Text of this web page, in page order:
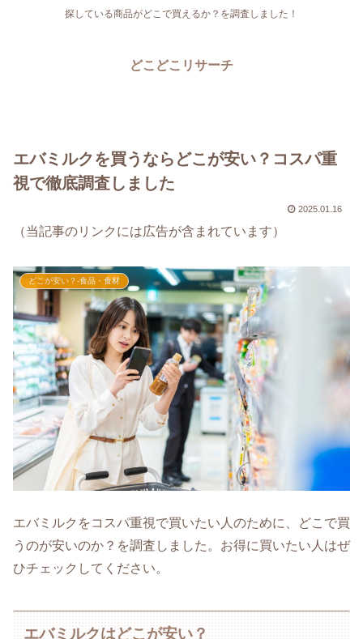
探している商品がどこで買えるか？を調査しました！
どこどこリサーチ
エバミルクを買うならどこが安い？コスパ重
視で徹底調査しました
2025.01.16
（当記事のリンクには広告が含まれています）
どこが安い？-食品・食材
エバミルクをコスパ重視で買いたい人のために、どこで買
うのが安いのか？を調査しました。お得に買いたい人はぜ
ひチェックしてください。
エバミルクはどこが安い？